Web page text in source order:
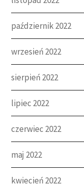
październik 2022
wrzesień 2022
sierpień 2022
lipiec 2022
czerwiec 2022
maj 2022
kwiecień 2022